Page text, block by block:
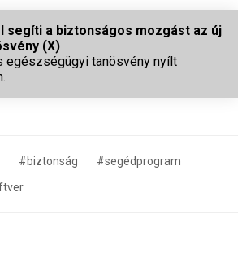
segíti a biztonságos mozgást az új
(X)
egészségügyi tanösvény nyílt
#biztonság
#segédprogram